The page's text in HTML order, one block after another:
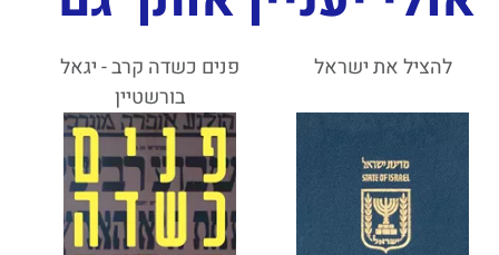
להציל את ישראל
פנים כשדה קרב - יגאל
בורשטיין